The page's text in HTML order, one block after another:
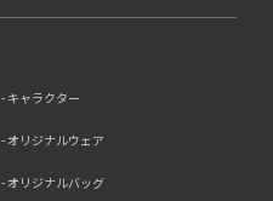
キャラクター
オリジナルウェア
オリジナルバッグ